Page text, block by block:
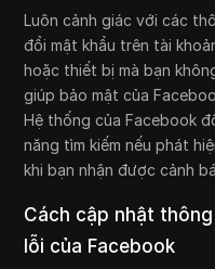
Luôn cảnh giác với các
đổi mật khẩu trên tài
hoặc thiết bị mà bạn
giúp bảo mật của
Hệ thống của Facebook
năng tìm kiếm nếu phát
khi bạn nhận được cảnh
Cách cập nhật
lỗi của Facebook